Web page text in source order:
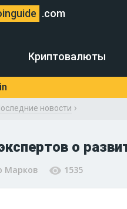
.com
Криптовалюты
новости ›
о
Марков 1535